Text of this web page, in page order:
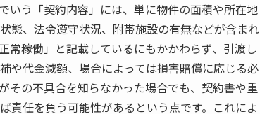
いう「契約内容」には、単に物件の面積や所在地
態、法令遵守状況、附帯施設の有無などが含まれ
常稼働」と記載しているにもかかわらず、引渡し
や代金減額、場合によっては損害賠償に応じる必
その不具合を知らなかった場合でも、契約書や重
責任を負う可能性があるという点です。これによ